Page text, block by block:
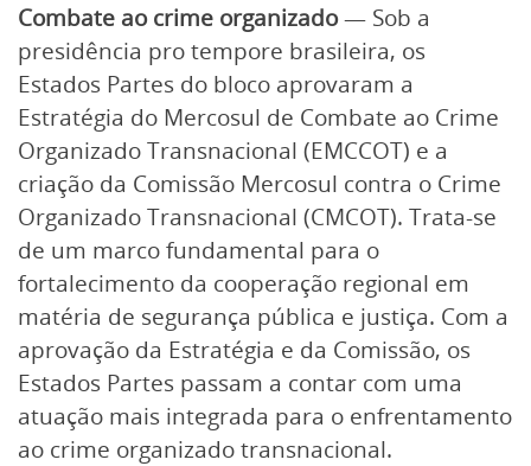
Combate ao crime organizado— Sob a
presidência pro tempore brasileira, os
Estados Partes do bloco aprovaram a
Estratégia do Mercosul de Combate ao Crime
Organizado Transnacional (EMCCOT) e a
criação da Comissão Mercosul contra o Crime
Organizado Transnacional (CMCOT). Trata-se
de um marco fundamental para o
fortalecimento da cooperação regional em
matéria de segurança pública e justiça. Com a
aprovação da Estratégia e da Comissão, os
Estados Partes passam a contar com uma
atuação mais integrada para o enfrentamento
ao crime organizado transnacional.